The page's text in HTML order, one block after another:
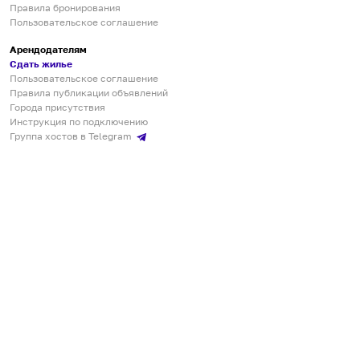
Правила бронирования
Пользовательское соглашение
Арендодателям
Сдать жилье
Пользовательское соглашение
Правила публикации объявлений
Города присутствия
Инструкция по подключению
Группа хостов в Telegram